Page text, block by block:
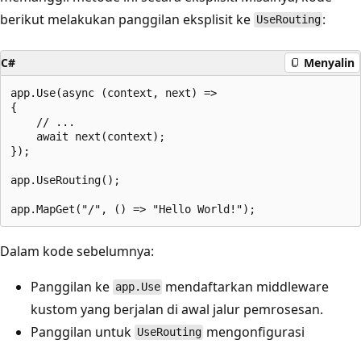
berikut melakukan panggilan eksplisit ke UseRouting :
C# Menyalin
app.Use(async (context, next) =>
{
    // ...
    await next(context);
});
app.UseRouting();
Dalam kode sebelumnya:
Panggilan ke app.Use mendaftarkan middleware
kustom yang berjalan di awal jalur pemrosesan.
Panggilan untuk UseRouting mengonfigurasi